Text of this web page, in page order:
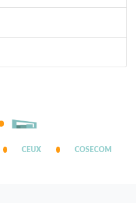
CEUX COSECOM